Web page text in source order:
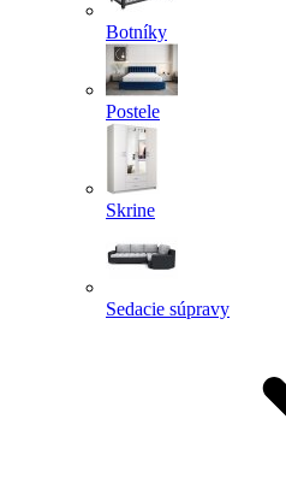
Botníky
Postele
Skrine
Sedacie súpravy